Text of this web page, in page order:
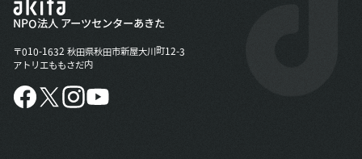
NPO法人 アーツセンターあきた
〒010-1632 秋田県秋田市新屋大川町12-3
アトリエももさだ内